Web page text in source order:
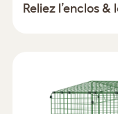
Reliez l’enclos &